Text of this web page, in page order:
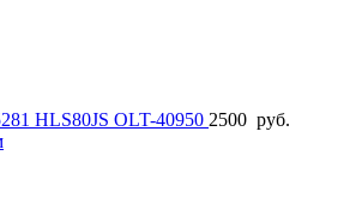
HLS80JS OLT-40950 2500 руб.